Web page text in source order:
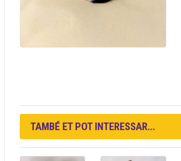
TAMBÉ ET POT INTERESSAR...